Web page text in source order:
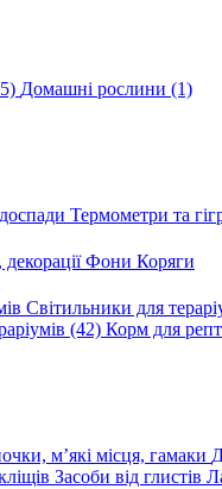
Домашні рослини (1)
Термометри та
Фони Коряги
Світильники для
(42) Корм для
м’які місця, гамаки
Засоби від глистів